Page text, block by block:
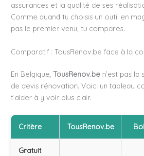
assurances et la qualité de ses
Comme quand tu choisis un outil en
pas le premier venu, tu compares.
Comparatif : TousRenov.be face à la
En Belgique,TousRenov.be n’est pas
de devis rénovation. Voici un tableau
t’aider à y voir plus clair.
Critère TousRenov.be
Gratuit